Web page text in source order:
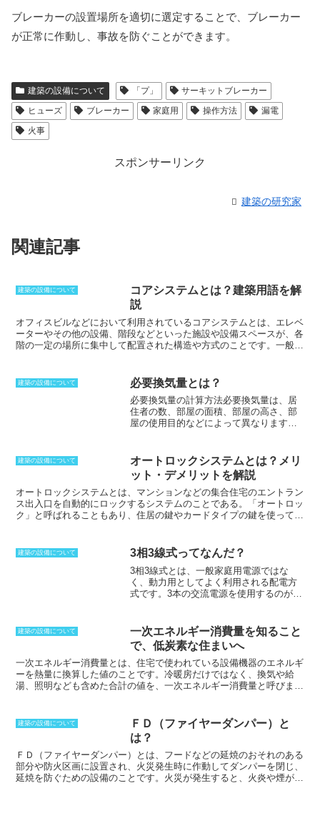
ブレーカーの設置場所を適切に選定することで、ブレーカー
が正常に作動し、事故を防ぐことができます。
建築の設備について 「プ」
サーキットブレーカー
ヒューズ
ブレーカー 家庭用 操作方法
漏電
火事
スポンサーリンク
建築の研究家
関連記事
建築の設備について
コアシステムとは？建築用語を解
説
オフィスビルなどにおいて利用されているコアシステムとは、エレベ
ーターやその他の設備、階段などといった施設や設備スペースが、各
階の一定の場所に集中して配置された構造や方式のことです。一般的
用いることで、エレベーターや階段などといった施設や設備にアクセ
スしやすくなるだけでなく、構造的にも有利な計画を立てることがで
きるようになります。また、設備スペースが集中することにより、保
守やメンテナンスも容易になり、経済的にも効率的です。このコアシ
ステムは住宅などにも取り入れられており、水まわりの設備を集中さ
建築の設備について 必要換気量とは？
必要換気量の計算方法必要換気量は、居
住者の数、部屋の面積、部屋の高さ、部
屋の使用目的などによって異なります。
定めています。この数値を基準とした場
合には、1人当たり30m3の換気を1時間で
行なっていかなければなりません。4人家
族の場合には、120m3／hとなることか
ら、1時間に0.5回は換気をするというこ
とにつながります。必要換気量は、次の
×30（m3/人・h）例えば、4人家族の住宅
の場合、必要換気量は4×30＝
120（m3/h）となります。また、必要換
気量は、部屋の面積、部屋の高さ、部屋
の使用目的によっても異なります。例え
浴室などの水回り空間の場合、必要換気
量は60m3/人・hとなります。必要換気量
は、快適な室内環境を保つために重要な
要素です。換気が不十分な場合、二酸化
炭素濃度が上昇し、空気質が悪化してし
まいます。また、結露やカビが発生しや
建築の設備について
オートロックシステムとは？メリ
ット・デメリットを解説
オートロックシステムとは、マンションなどの集合住宅のエントラン
ス出入口を自動的にロックするシステムのことである。「オートロッ
ク」と呼ばれることもあり、住居の鍵やカードタイプの鍵を使ってオ
が多く、「オートロックシステム」があることで外部からの侵入者を
防ぐことができるため、防犯上のセキュリティ対策として有効であ
る。ただし、「オートロック」のマンションだからといって自宅の鍵
のかけ忘れなどでセキュリティ意識が低くなる可能性があるため、注
意が必要である。宅配業者を装ってマンション内に侵入される可能性
建築の設備について 3相3線式ってなんだ？
3相3線式とは、一般家庭用電源ではな
く、動力用としてよく利用される配電方
式です。3本の交流電源を使用するのが特
徴であり、帰りが不要になります。帰り
が必要な場合は、3相3線式では対応でき
ないため、3相4線式にする必要がありま
す。3相3線式は、小さなビルではポンプ
やファンに使用されることが多く、エレ
ベーターの動力用に使用されることもあ
使用範囲が限定されます。単相3線式もあ
りますが、大きなブレーカーが取り付け
られている場合、見ただけでは区別がつ
きません。
建築の設備について
一次エネルギー消費量を知ること
で、低炭素な住まいへ
一次エネルギー消費量とは、住宅で使われている設備機器のエネルギ
ーを熱量に換算した値のことです。冷暖房だけではなく、換気や給
湯、照明なども含めた合計の値を、一次エネルギー消費量と呼びま
ネの効果を評価対象とするためです。床面積に応じて設定された標準
値で計算をしていくのは、床面積や居住人数、部屋数といった要因に
影響を受けるため、標準値を利用するからです。評価の方法として
は、平成25年省エネルギー基準に準拠した、算定・判断の方法及び
解説で確認できます。
建築の設備について
ＦＤ（ファイヤーダンパー）と
は？
ＦＤ（ファイヤーダンパー）とは、 フードなどの延焼のおそれのある
部分や防火区画に設置され、火災発生時に作動してダンパーを閉じ、
延焼を防ぐための設備のことです。火災が発生すると、火炎や煙が短